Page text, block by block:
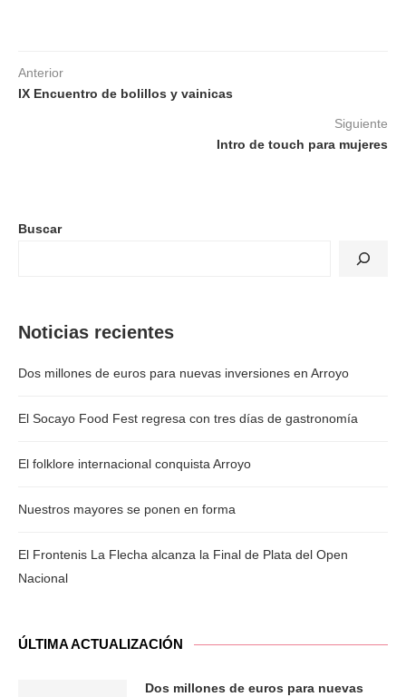
Anterior
IX Encuentro de bolillos y vainicas
Siguiente
Intro de touch para mujeres
Buscar
Noticias recientes
Dos millones de euros para nuevas inversiones en Arroyo
El Socayo Food Fest regresa con tres días de gastronomía
El folklore internacional conquista Arroyo
Nuestros mayores se ponen en forma
El Frontenis La Flecha alcanza la Final de Plata del Open
Nacional
ÚLTIMA ACTUALIZACIÓN
Dos millones de euros para nuevas